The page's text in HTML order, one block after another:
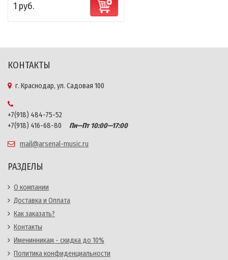
1 руб.
КОНТАКТЫ
г. Краснодар, ул. Садовая 100
+7(918) 484-75-52
+7(918) 416-68-80
Пн—Пт 10:00—17:00
mail@arsenal-music.ru
РАЗДЕЛЫ
О компании
Доставка и Оплата
Как заказать?
Контакты
Именинникам - скидка до 10%
Политика конфиденциальности